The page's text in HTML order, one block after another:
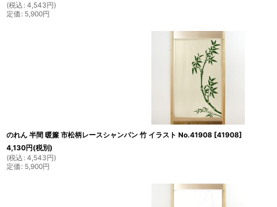
(税込 : 4,543円)
定価 : 5,900円
のれん 半間 暖簾 市松柄レースシャンパン 竹 イラスト No.41908 [41908]
4,130円(税別)
(税込 : 4,543円)
定価 : 5,900円